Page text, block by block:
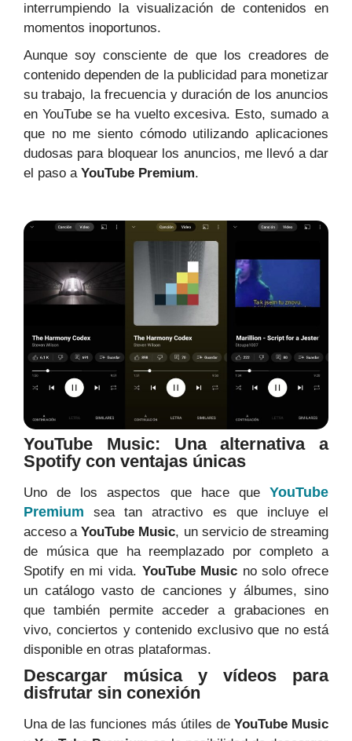
interrumpiendo la visualización de contenidos en
momentos inoportunos.
Aunque soy consciente de que los creadores de
contenido dependen de la publicidad para monetizar
su trabajo, la frecuencia y duración de los anuncios
en YouTube se ha vuelto excesiva. Esto, sumado a
que no me siento cómodo utilizando aplicaciones
dudosas para bloquear los anuncios, me llevó a dar
el paso a YouTube Premium.
YouTube Music: Una alternativa a
Spotify con ventajas únicas
Uno de los aspectos que hace que YouTube
Premium sea tan atractivo es que incluye el
acceso aYouTube Music, un servicio de streaming
de música que ha reemplazado por completo a
Spotify en mi vida. YouTube Music no solo ofrece
un catálogo vasto de canciones y álbumes, sino
que también permite acceder a grabaciones en
vivo, conciertos y contenido exclusivo que no está
disponible en otras plataformas.
Descargar música y vídeos para
disfrutar sin conexión
Una de las funciones más útiles de YouTube Music